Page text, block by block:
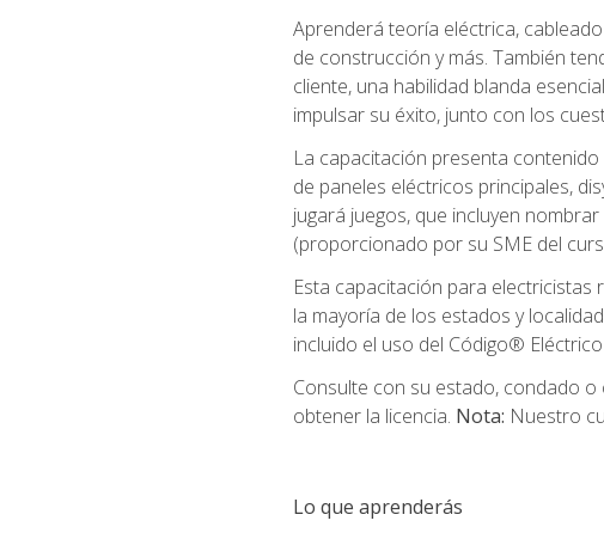
Aprenderá teoría eléctrica,
de construcción y más. También
cliente, una habilidad blanda
impulsar su éxito, junto con los
La capacitación presenta
de paneles eléctricos principales,
jugará juegos, que incluyen
(proporcionado por su SME del
Esta capacitación para
la mayoría de los estados y
incluido el uso del Código®
Consulte con su estado, condado
obtener la licencia. Nota: Nuestro
Lo que aprenderás